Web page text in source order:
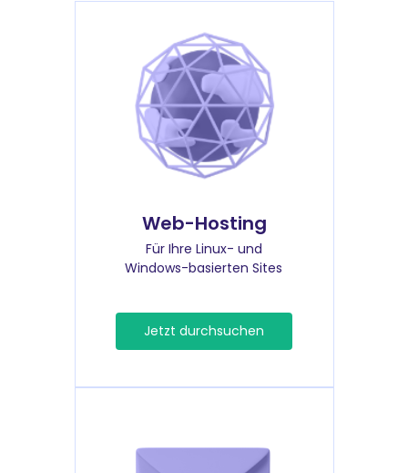
Web-Hosting
Für Ihre Linux- und
Windows-basierten Sites
Jetzt durchsuchen